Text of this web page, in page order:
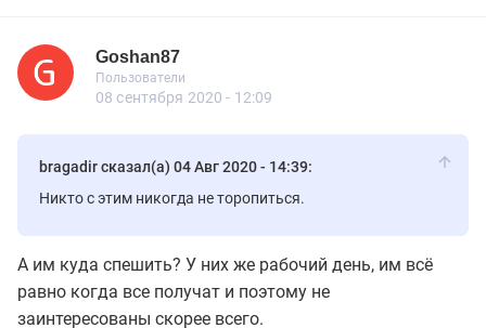
Goshan87
Goshan87
Пользователи
Новичок
Пользователи
7 сообщений
08 сентября 2020 - 12:09
bragadir сказал(а) 04 Авг 2020 - 14:39:
Никто с этим никогда не торопиться.
А им куда спешить? У них же рабочий день, им всё
равно когда все получат и поэтому не
заинтересованы скорее всего.